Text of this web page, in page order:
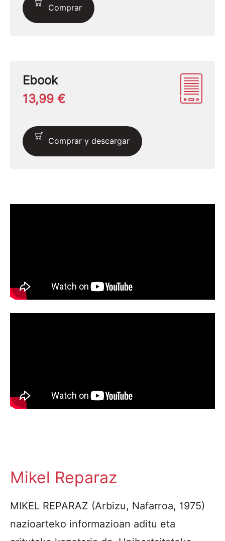
Comprar
Ebook
13,99 €
Comprar y descargar
Mikel Reparaz
MIKEL REPARAZ (Arbizu, Nafarroa, 1975)
nazioarteko informazioan aditu eta